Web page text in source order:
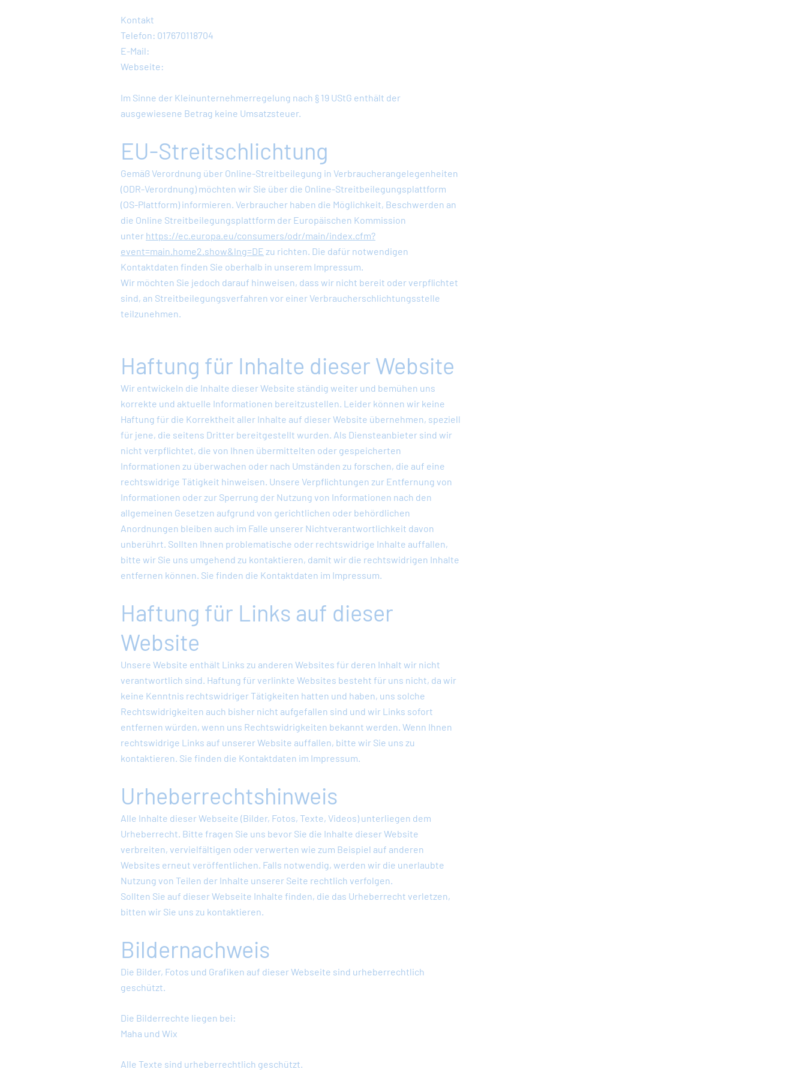
Kontakt
Telefon: 017670118704
E-Mail:
Webseite:
Im Sinne der Kleinunternehmerregelung nach § 19 UStG enthält der
ausgewiesene Betrag keine Umsatzsteuer.
EU-Streitschlichtung
Gemäß Verordnung über Online-Streitbeilegung in Verbraucherangelegenheiten
(ODR-Verordnung) möchten wir Sie über die Online-Streitbeilegungsplattform
(OS-Plattform) informieren. Verbraucher haben die Möglichkeit, Beschwerden an
die Online Streitbeilegungsplattform der Europäischen Kommission
unter https://ec.europa.eu/consumers/odr/main/index.cfm?
event=main.home2.show&lng=DE zu richten. Die dafür notwendigen
Kontaktdaten finden Sie oberhalb in unserem Impressum.
Wir möchten Sie jedoch darauf hinweisen, dass wir nicht bereit oder verpflichtet
sind, an Streitbeilegungsverfahren vor einer Verbraucherschlichtungsstelle
teilzunehmen.
Haftung für Inhalte dieser Website
Wir entwickeln die Inhalte dieser Website ständig weiter und bemühen uns
korrekte und aktuelle Informationen bereitzustellen. Leider können wir keine
Haftung für die Korrektheit aller Inhalte auf dieser Website übernehmen, speziell
für jene, die seitens Dritter bereitgestellt wurden. Als Diensteanbieter sind wir
nicht verpflichtet, die von Ihnen übermittelten oder gespeicherten
Informationen zu überwachen oder nach Umständen zu forschen, die auf eine
rechtswidrige Tätigkeit hinweisen. Unsere Verpflichtungen zur Entfernung von
Informationen oder zur Sperrung der Nutzung von Informationen nach den
allgemeinen Gesetzen aufgrund von gerichtlichen oder behördlichen
Anordnungen bleiben auch im Falle unserer Nichtverantwortlichkeit davon
unberührt. Sollten Ihnen problematische oder rechtswidrige Inhalte auffallen,
bitte wir Sie uns umgehend zu kontaktieren, damit wir die rechtswidrigen Inhalte
entfernen können. Sie finden die Kontaktdaten im Impressum.
Haftung für Links auf dieser
Website
Unsere Website enthält Links zu anderen Websites für deren Inhalt wir nicht
verantwortlich sind. Haftung für verlinkte Websites besteht für uns nicht, da wir
keine Kenntnis rechtswidriger Tätigkeiten hatten und haben, uns solche
Rechtswidrigkeiten auch bisher nicht aufgefallen sind und wir Links sofort
entfernen würden, wenn uns Rechtswidrigkeiten bekannt werden. Wenn Ihnen
rechtswidrige Links auf unserer Website auffallen, bitte wir Sie uns zu
kontaktieren. Sie finden die Kontaktdaten im Impressum.
Urheberrechtshinweis
Alle Inhalte dieser Webseite (Bilder, Fotos, Texte, Videos) unterliegen dem
Urheberrecht. Bitte fragen Sie uns bevor Sie die Inhalte dieser Website
verbreiten, vervielfältigen oder verwerten wie zum Beispiel auf anderen
Websites erneut veröffentlichen. Falls notwendig, werden wir die unerlaubte
Nutzung von Teilen der Inhalte unserer Seite rechtlich verfolgen.
Sollten Sie auf dieser Webseite Inhalte finden, die das Urheberrecht verletzen,
bitten wir Sie uns zu kontaktieren.
Bildernachweis
Die Bilder, Fotos und Grafiken auf dieser Webseite sind urheberrechtlich
geschützt.
Die Bilderrechte liegen bei:
Maha und Wix
Alle Texte sind urheberrechtlich geschützt.